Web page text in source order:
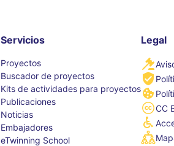
Servicios
Proyectos
Buscador de proyectos
Kits de actividades para proyectos
Publicaciones
Noticias
Embajadores
eTwinning School
Legal
CC